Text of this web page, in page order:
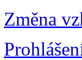
Změna